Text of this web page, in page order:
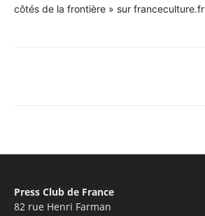
côtés de la frontière » sur franceculture.fr
Press Club de France
82 rue Henri Farman